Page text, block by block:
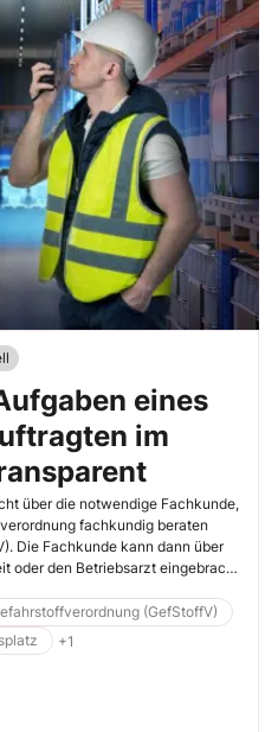
eines
im
über die notwendige Fachkunde,
fachkundig beraten
Die Fachkunde kann dann über
oder den Betriebsarzt eingebracht
Mustervorlage listet
eines
(GefStoffV)
+1